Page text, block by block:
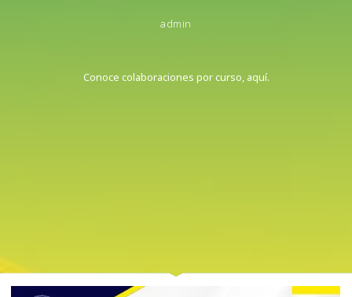
admin
Conoce colaboraciones por curso, aquí.